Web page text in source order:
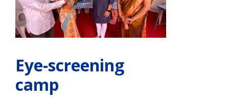
Eye-screening
camp